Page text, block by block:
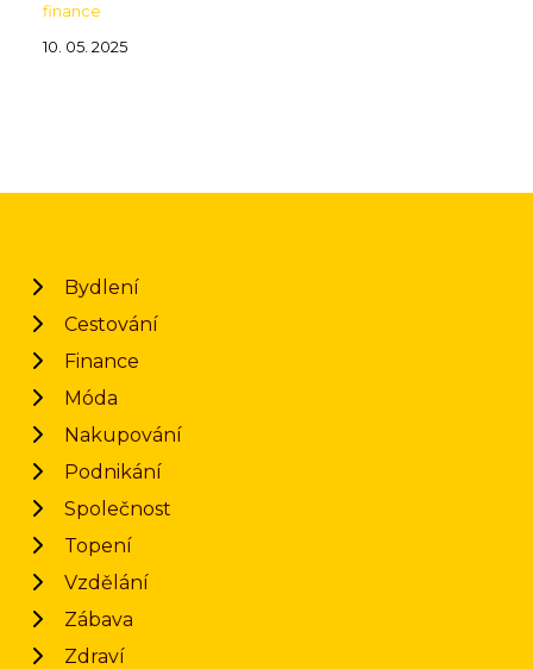
finance
10. 05. 2025
Bydlení
Cestování
Finance
Móda
Nakupování
Podnikání
Společnost
Topení
Vzdělání
Zábava
Zdraví